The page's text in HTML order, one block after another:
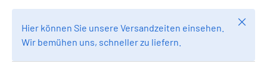
Hier können Sie unsere Versandzeiten einsehen.
Wir bemühen uns, schneller zu liefern.